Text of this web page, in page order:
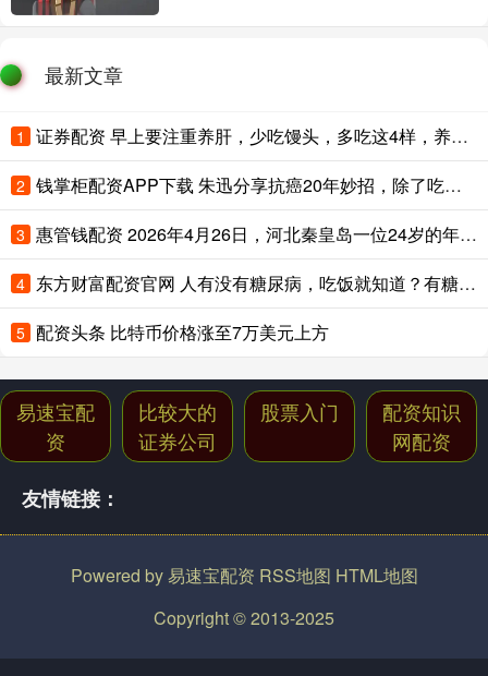
最新文章
1 证券配资 早上要注重养肝，少吃馒头，多吃这4样，养肝护胃身体好
2 钱掌柜配资APP下载 朱迅分享抗癌20年妙招，除了吃饭七分饱，还有一条最容易被忽略
3 惠管钱配资 2026年4月26日，河北秦皇岛一位24岁的年轻妈妈，在陪同大孩子住
4 东方财富配资官网 人有没有糖尿病，吃饭就知道？有糖尿病的人，吃饭常有这5个表现
5 配资头条 比特币价格涨至7万美元上方
易速宝配
资
比较大的
证券公司
股票入门
配资知识
网配资
友情链接：
Powered by易速宝配资 RSS地图 HTML地图
Copyright© 2013-2025